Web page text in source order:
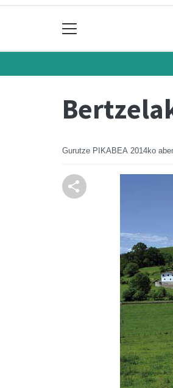
Gurutze PIKABEA 2014ko